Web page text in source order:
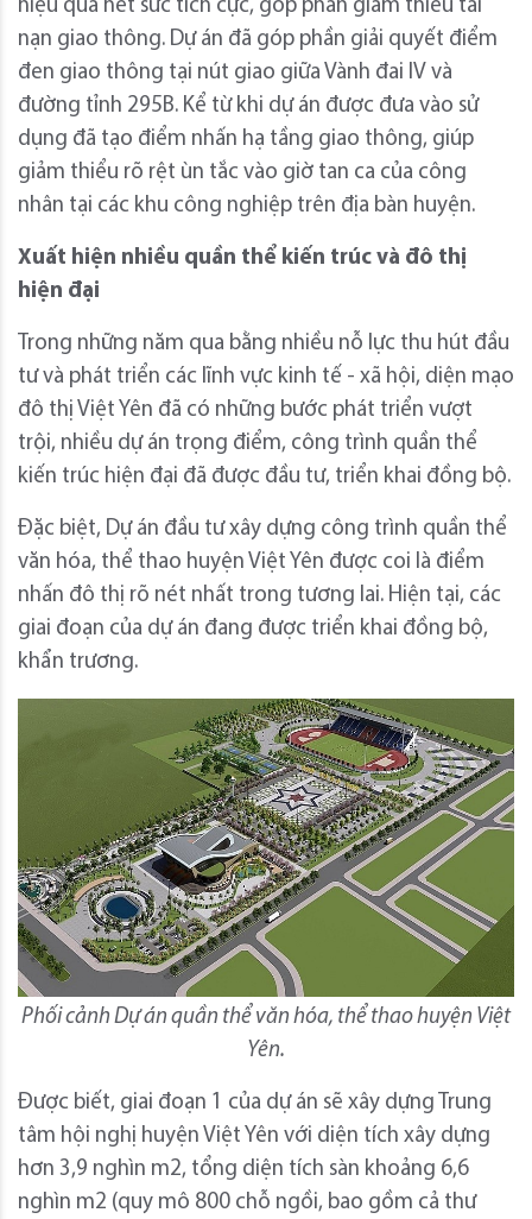
hiệu quả hết sức tích cực, góp phần giảm thiểu tai
nạn giao thông. Dự án đã góp phần giải quyết điểm
đen giao thông tại nút giao giữa Vành đai IV và
đường tỉnh 295B. Kể từ khi dự án được đưa vào sử
dụng đã tạo điểm nhấn hạ tầng giao thông, giúp
giảm thiểu rõ rệt ùn tắc vào giờ tan ca của công
nhân tại các khu công nghiệp trên địa bàn huyện.
Xuất hiện nhiều quần thể kiến trúc và đô thị
hiện đại
Trong những năm qua bằng nhiều nỗ lực thu hút đầu
tư và phát triển các lĩnh vực kinh tế - xã hội, diện mạo
đô thị Việt Yên đã có những bước phát triển vượt
trội, nhiều dự án trọng điểm, công trình quần thể
kiến trúc hiện đại đã được đầu tư, triển khai đồng bộ.
Đặc biệt, Dự án đầu tư xây dựng công trình quần thể
văn hóa, thể thao huyện Việt Yên được coi là điểm
nhấn đô thị rõ nét nhất trong tương lai. Hiện tại, các
giai đoạn của dự án đang được triển khai đồng bộ,
khẩn trương.
Phối cảnh Dự án quần thể văn hóa, thể thao huyện Việt
Yên.
Được biết, giai đoạn 1 của dự án sẽ xây dựng Trung
tâm hội nghị huyện Việt Yên với diện tích xây dựng
hơn 3,9 nghìn m2, tổng diện tích sàn khoảng 6,6
nghìn m2 (quy mô 800 chỗ ngồi, bao gồm cả thư